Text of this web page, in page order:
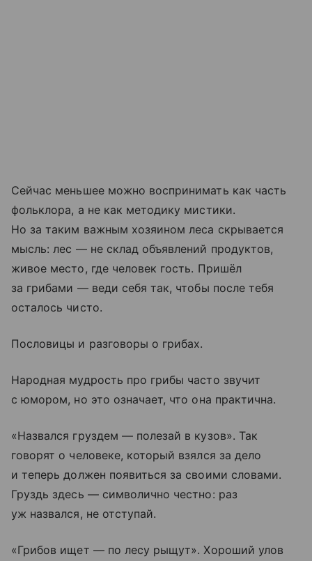
Сейчас меньшее можно воспринимать как часть
фольклора, а не как методику мистики.
Но за таким важным хозяином леса скрывается
мысль: лес — не склад объявлений продуктов,
живое место, где человек гость. Пришёл
за грибами — веди себя так, чтобы после тебя
осталось чисто.
Пословицы и разговоры о грибах.
Народная мудрость про грибы часто звучит
с юмором, но это означает, что она практична.
«Назвался груздем — полезай в кузов». Так
говорят о человеке, который взялся за дело
и теперь должен появиться за своими словами.
Груздь здесь — символично честно: раз
уж назвался, не отступай.
«Грибов ищет — по лесу рыщут». Хороший улов